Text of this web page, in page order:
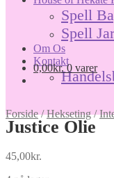
Spell
Spell
Om Os
Kontakt
0,00kr. 0 varer
Forside/Hekseting/
Justice Olie
45,00kr.